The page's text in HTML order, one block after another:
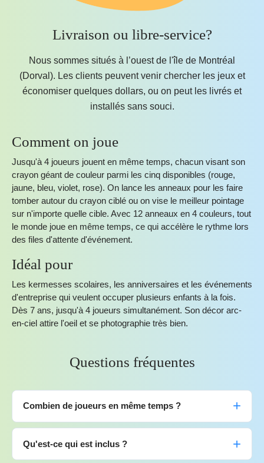
Livraison ou libre-service?
Nous sommes situés à l’ouest de l'île de Montréal
(Dorval). Les clients peuvent venir chercher les jeux et
économiser quelques dollars, ou on peut les livrés et
installés sans souci.
Comment on joue
Jusqu'à 4 joueurs jouent en même temps, chacun visant son
crayon géant de couleur parmi les cinq disponibles (rouge,
jaune, bleu, violet, rose). On lance les anneaux pour les faire
tomber autour du crayon ciblé ou on vise le meilleur pointage
sur n'importe quelle cible. Avec 12 anneaux en 4 couleurs, tout
le monde joue en même temps, ce qui accélère le rythme lors
des files d'attente d'événement.
Idéal pour
Les kermesses scolaires, les anniversaires et les événements
d'entreprise qui veulent occuper plusieurs enfants à la fois.
Dès 7 ans, jusqu'à 4 joueurs simultanément. Son décor arc-
en-ciel attire l'oeil et se photographie très bien.
Questions fréquentes
Combien de joueurs en même temps ?
Qu'est-ce qui est inclus ?